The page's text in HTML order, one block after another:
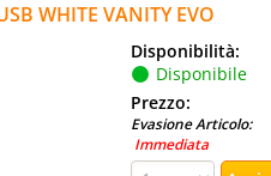
WHITE VANITY EVO
Disponibilità:
Disponibile
Prezzo:
Evasione Articolo:
Immediata